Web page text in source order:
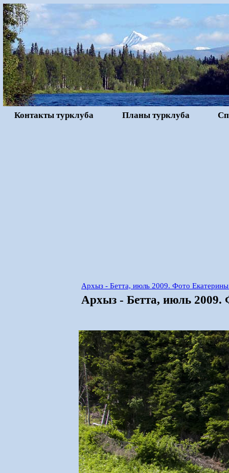
Контакты турклуба Планы турклуба
Архыз - Бетта, июль 2009. Фото
Архыз - Бетта, июль 2009.